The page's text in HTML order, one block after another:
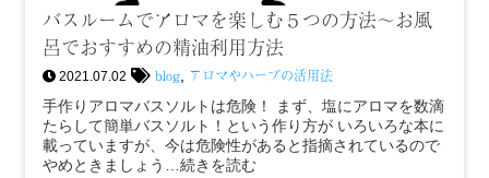
バスルームでアロマを楽しむ５つの方法～お風
呂でおすすめの精油利用方法
2021.07.02 blog アロマやハーブの活用法
手作りアロマバスソルトは危険！ まず、塩にアロマを数滴
たらして簡単バスソルト！という作り方が いろいろな本に
載っていますが、今は危険性があると指摘されているので
やめときましょう…続きを読む